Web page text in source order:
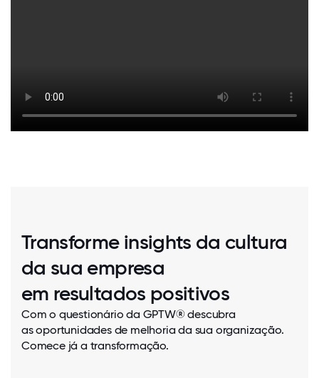
Transforme insights da cultura
da sua empresa
em resultados positivos
Com o questionário da GPTW® descubra
as oportunidades de melhoria da sua organização.
Comece já a transformação.